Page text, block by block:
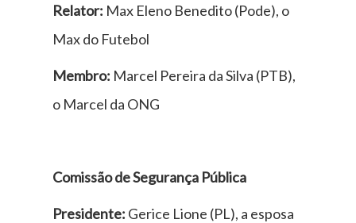
Relator: Max Eleno Benedito (Pode), o
Max do Futebol
Membro: Marcel Pereira da Silva (PTB),
o Marcel da ONG
Comissão de Segurança Pública
Presidente: Gerice Lione (PL), a esposa